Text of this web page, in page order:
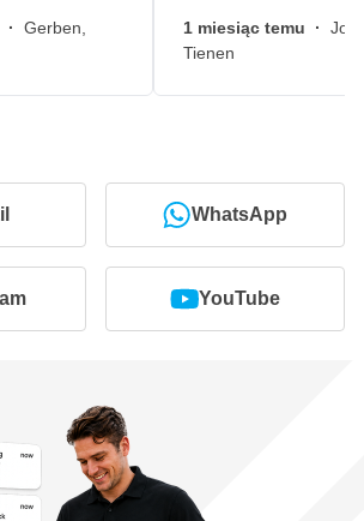
· Gerben,
1 miesiąc temu ·
Tienen
WhatsApp
YouTube